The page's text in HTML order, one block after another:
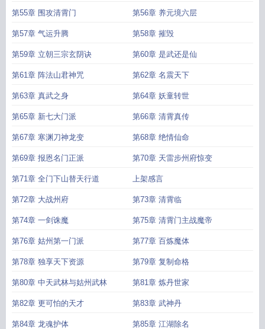
第55章 围攻清霄门 第56章 养元境六层
第57章 气运升腾 第58章 摧毁
第59章 立朝三宗玄阴诀 第60章 是武还是仙
第61章 阵法山君神咒 第62章 名震天下
第63章 真武之身 第64章 妖童转世
第65章 新七大门派 第66章 清霄真传
第67章 寒渊刀神龙变 第68章 绝情仙命
第69章 报恩名门正派 第70章 天雷步州府惊变
第71章 全门下山替天行道 上架感言
第72章 大战州府 第73章 清霄临
第74章 一剑诛魔 第75章 清霄门主战魔帝
第76章 姑州第一门派 第77章 百炼魔体
第78章 独享天下资源 第79章 复制命格
第80章 中天武林与姑州武林 第81章 炼丹世家
第82章 更可怕的天才 第83章 武神丹
第84章 龙魂护体 第85章 江湖除名